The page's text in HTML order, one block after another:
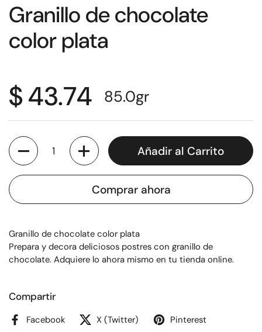
Granillo de chocolate
color plata
$ 43.74 85.0gr
Cantidad
Añadir al Carrito
Comprar ahora
Granillo de chocolate color plata
Prepara y decora deliciosos postres con granillo de
chocolate. Adquiere lo ahora mismo en tu tienda online.
Compartir
Facebook X (Twitter) Pinterest